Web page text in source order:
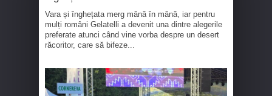
Vara și înghețata merg mână în mână, iar pentru
mulți români Gelatelli a devenit una dintre alegerile
preferate atunci când vine vorba despre un desert
răcoritor, care să bifeze...